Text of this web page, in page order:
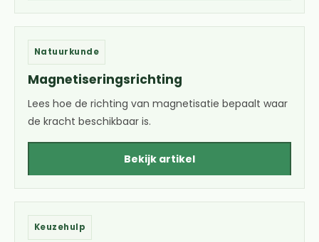
Natuurkunde
Magnetiseringsrichting
Lees hoe de richting van magnetisatie bepaalt waar
de kracht beschikbaar is.
Bekijk artikel
Keuzehulp